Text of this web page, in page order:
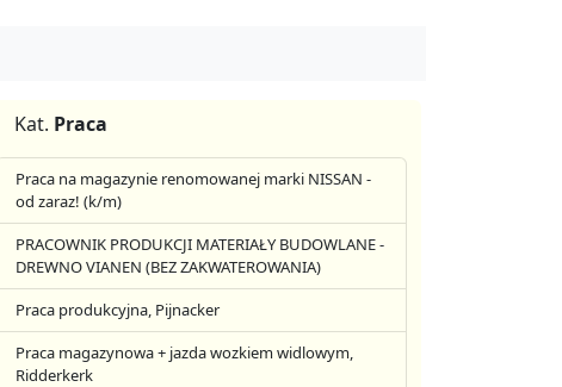
Kat. Praca
Praca na magazynie renomowanej marki NISSAN -
od zaraz! (k/m)
PRACOWNIK PRODUKCJI MATERIAŁY BUDOWLANE -
DREWNO VIANEN (BEZ ZAKWATEROWANIA)
Praca produkcyjna, Pijnacker
Praca magazynowa + jazda wozkiem widlowym,
Ridderkerk